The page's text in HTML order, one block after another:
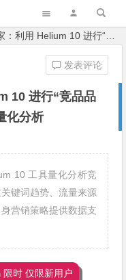
进行“竞品品牌搜索量”与站外投入强度的量化分析
10 进行“竞品品
化分析
发表评论
10 工具量化分析竞
键词趋势、流量来源
营销策略提供数据支
时 仅限新用户